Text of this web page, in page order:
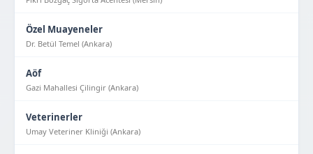
Özel Muayeneler
Dr. Betül Temel (Ankara)
Aöf
Gazi Mahallesi Çilingir (Ankara)
Veterinerler
Umay Veteriner Kliniği (Ankara)